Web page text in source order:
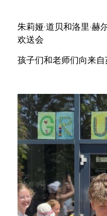
朱莉娅·道贝和洛里·赫
欢送会
孩子们和老师们向来自